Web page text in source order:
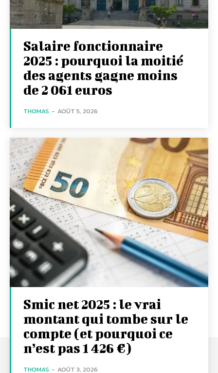
Salaire fonctionnaire
2025 : pourquoi la moitié
des agents gagne moins
de 2 061 euros
THOMAS - AOÛT 5, 2026
Smic net 2025 : le vrai
montant qui tombe sur le
compte (et pourquoi ce
n’est pas 1 426 €)
THOMAS - AOÛT 3, 2026